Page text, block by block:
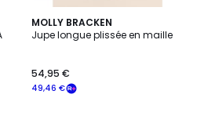
MOLLY BRACKEN
Jupe longue plissée en maille
49,46 €
54,95 €